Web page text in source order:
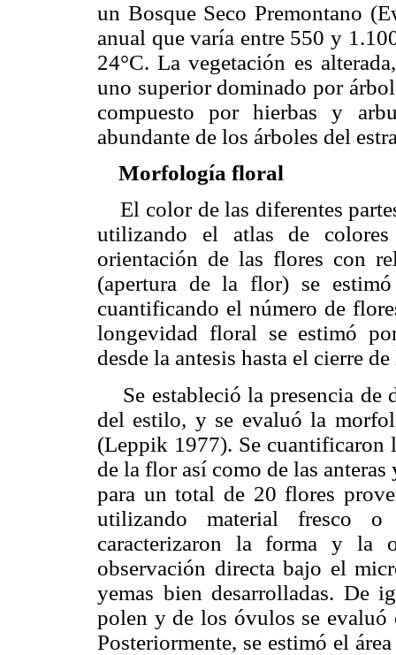
un Bosque Seco Premontano
anual que varía entre 550 y
24°C. La vegetación es
uno superior dominado por
compuesto por hierbas y
abundante de los árboles del
Morfología floral
El color de las diferentes
utilizando el atlas de
orientación de las flores con
(apertura de la flor) se
cuantificando el número de
longevidad floral se estimó
desde la antesis hasta el cierre
Se estableció la presencia de
del estilo, y se evaluó la
(Leppik 1977). Se cuantificaron
de la flor así como de las
para un total de 20 flores
utilizando material fresco
caracterizaron la forma y la
observación directa bajo el
yemas bien desarrolladas. De
polen y de los óvulos se evaluó
Posteriormente, se estimó el